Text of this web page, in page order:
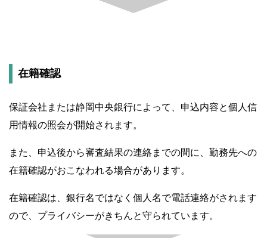
在籍確認
保証会社または静岡中央銀行によって、申込内容と個人信
用情報の照会が開始されます。
また、申込後から審査結果の連絡までの間に、勤務先への
在籍確認がおこなわれる場合があります。
在籍確認は、銀行名ではなく個人名で電話連絡がされます
ので、プライバシーがきちんと守られています。